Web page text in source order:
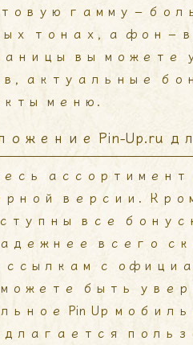
гамму –
тонах, а фон –
вы можете
актуальные
меню.
Pin-Up.ru
ассортимент
версии.
все
всего
ссылкам с
быть
Pin Up